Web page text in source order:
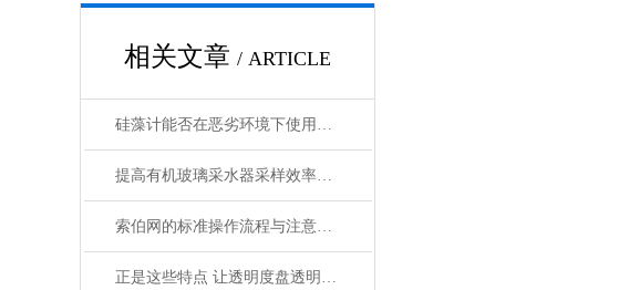
相关文章 / ARTICLE
硅藻计能否在恶劣环境下使用？它具有哪些防护措施？
提高有机玻璃采水器采样效率的技巧
索伯网的标准操作流程与注意事项全解析
正是这些特点 让透明度盘透明度计在众多行业得到应用